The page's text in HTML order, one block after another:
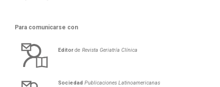
Para comunicarse con
Editorde Revista Geriatría Clí­nica
Sociedad Publicaciones Latinoamericanas